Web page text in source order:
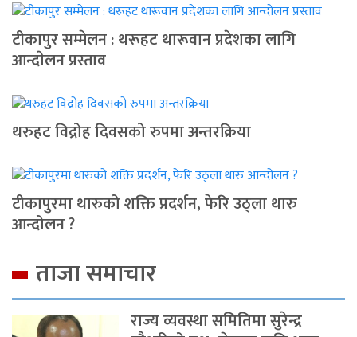
टीकापुर सम्मेलन : थरूहट थारूवान प्रदेशका लागि
आन्दाेलन प्रस्ताव
थरुहट विद्रोह दिवसको रुपमा अन्तरक्रिया
टीकापुरमा थारुको शक्ति प्रदर्शन, फेरि उठ्ला थारु
आन्दोलन ?
ताजा समाचार
राज्य व्यवस्था समितिमा सुरेन्द्र